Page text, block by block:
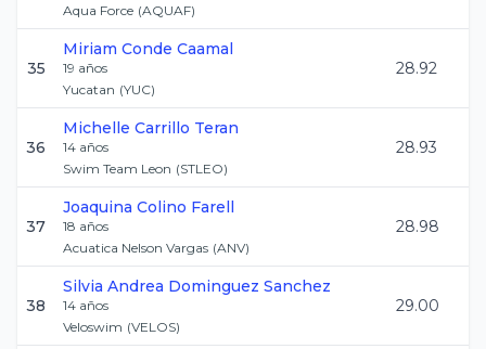
Aqua Force (AQUAF)
35
Miriam Conde Caamal
19 años
Yucatan (YUC)
28.92
36
Michelle Carrillo Teran
14 años
Swim Team Leon (STLEO)
28.93
37
Joaquina Colino Farell
18 años
Acuatica Nelson Vargas (ANV)
28.98
38
Silvia Andrea Dominguez Sanchez
14 años
Veloswim (VELOS)
29.00